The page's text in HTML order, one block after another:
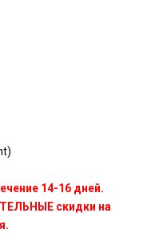
14-16 дней.
скидки на